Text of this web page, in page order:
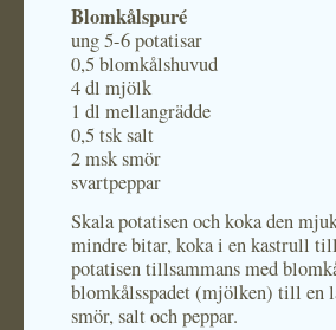
Blomkålspuré
ung 5-6 potatisar
0,5 blomkålshuvud
4 dl mjölk
1 dl mellangrädde
0,5 tsk salt
2 msk smör
svartpeppar
Skala potatisen och koka den
mindre bitar, koka i en kastrull
potatisen tillsammans med
blomkålsspadet (mjölken) till en
smör, salt och peppar.